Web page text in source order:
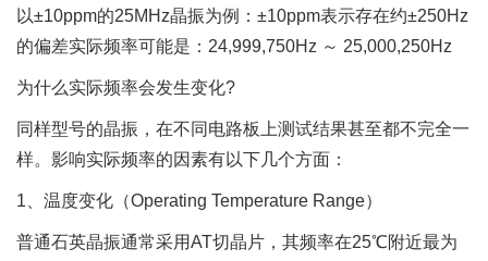
以±10ppm的25MHz晶振为例：±10ppm表示存在约±250Hz
的偏差实际频率可能是：24,999,750Hz ～ 25,000,250Hz
为什么实际频率会发生变化?
同样型号的晶振，在不同电路板上测试结果甚至都不完全一
样。影响实际频率的因素有以下几个方面：
1、温度变化（Operating Temperature Range）
普通石英晶振通常采用AT切晶片，其频率在25℃附近最为